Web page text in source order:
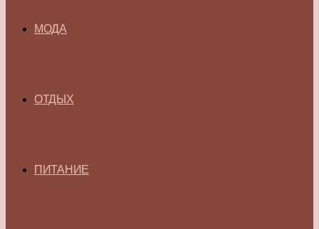
МОДА
ОТДЫХ
ПИТАНИЕ